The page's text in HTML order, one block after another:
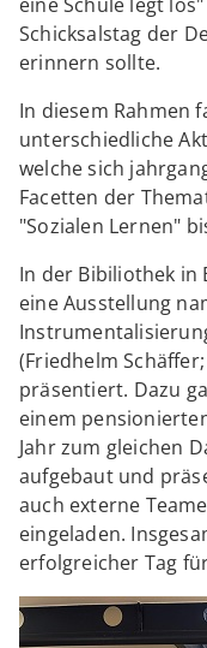
Schicksalstag der
erinnern sollte.
In diesem Rahmen
unterschiedliche
welche sich
Facetten der
"Sozialen Lernen"
In der Bibiliothek in
eine Ausstellung
(Friedhelm
präsentiert. Dazu
einem
Jahr zum gleichen
aufgebaut und
auch externe
eingeladen.
erfolgreicher Tag